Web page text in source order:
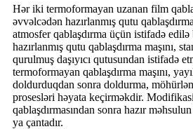
Hər iki termoformayan uzanan film
əvvəlcədən hazırlanmış qutu
atmosfer qablaşdırma üçün istifadə
hazırlanmış qutu qablaşdırma maşını,
qurulmuş daşıyıcı qutusundan istifadə
termoformayan qablaşdırma maşını,
doldurduqdan sonra doldurma,
prosesləri həyata keçirməkdir.
qablaşdırmasından sonra hazır
ya çantadır.